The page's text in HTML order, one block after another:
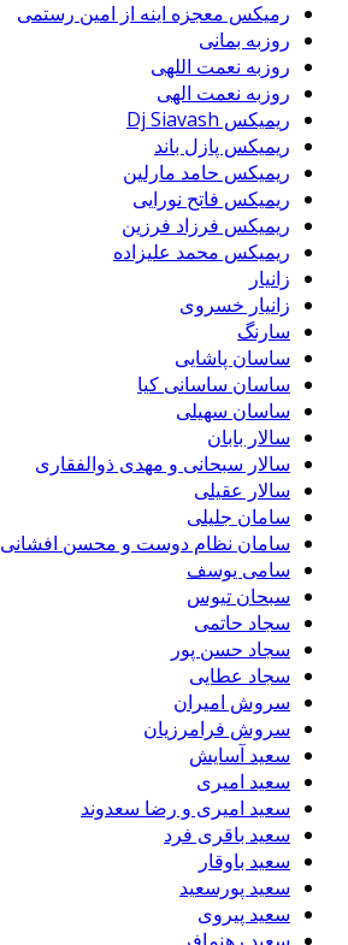
رمیکس معجزه اینه از امین رستمی
روزبه بمانی
روزبه نعمت اللهی
روزبه نعمت الهی
ریمیکس Dj Siavash
ریمیکس پازل باند
ریمیکس حامد مارلین
ریمیکس فاتح نورایی
ریمیکس فرزاد فرزین
ریمیکس محمد علیزاده
زانیار
زانیار خسروی
سارنگ
ساسان پاشایی
ساسان ساسانی کیا
ساسان سهیلی
سالار بابان
سالار سبحانی و مهدی ذوالفقاری
سالار عقیلی
سامان جلیلی
سامان نظام دوست و محسن افشانی
سامی یوسف
سبحان تیوس
سجاد حاتمی
سجاد حسن پور
سجاد عطایی
سروش امیران
سروش فرامرزیان
سعید آسایش
سعید امیری
سعید امیری و رضا سعدوند
سعید باقری فرد
سعید باوقار
سعید پورسعید
سعید پیروی